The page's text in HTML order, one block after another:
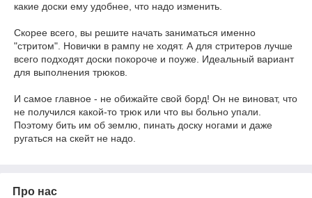
какие доски ему удобнее, что надо изменить.
Скорее всего, вы решите начать заниматься именно
"стритом". Новички в рампу не ходят. А для стритеров лучше
всего подходят доски покороче и поуже. Идеальный вариант
для выполнения трюков.
И самое главное - не обижайте свой борд! Он не виноват, что
не получился какой-то трюк или что вы больно упали.
Поэтому бить им об землю, пинать доску ногами и даже
ругаться на скейт не надо.
Про нас